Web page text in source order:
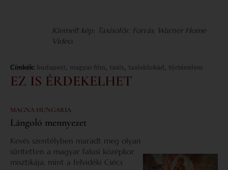
Kiemelt kép: Taxisofőr. Forrás: Warner Home
Video.
Címkék: , , , ,
EZ IS ÉRDEKELHET
MAGNA HUNGARIA
Lángoló mennyezet
Kevés szentélyben maradt meg olyan
sűrítetten a magyar falusi középkor
misztikája, mint a felvidéki Csécs